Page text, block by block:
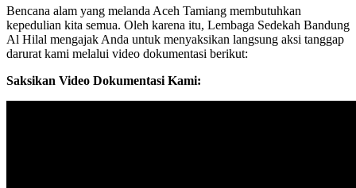
Bencana alam yang melanda Aceh Tamiang membutuhkan
kepedulian kita semua. Oleh karena itu, Lembaga Sedekah Bandung
Al Hilal mengajak Anda untuk menyaksikan langsung aksi tanggap
darurat kami melalui video dokumentasi berikut:
Saksikan Video Dokumentasi Kami: